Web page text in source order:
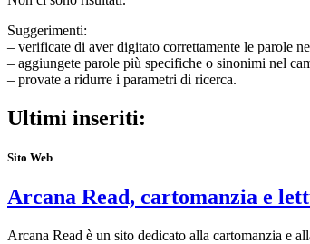
Suggerimenti:
– verificate di aver digitato correttamente le parole
– aggiungete parole più specifiche o sinonimi nel
– provate a ridurre i parametri di ricerca.
Ultimi inseriti:
Sito Web
Arcana Read, cartomanzia e
Arcana Read è un sito dedicato alla cartomanzia e